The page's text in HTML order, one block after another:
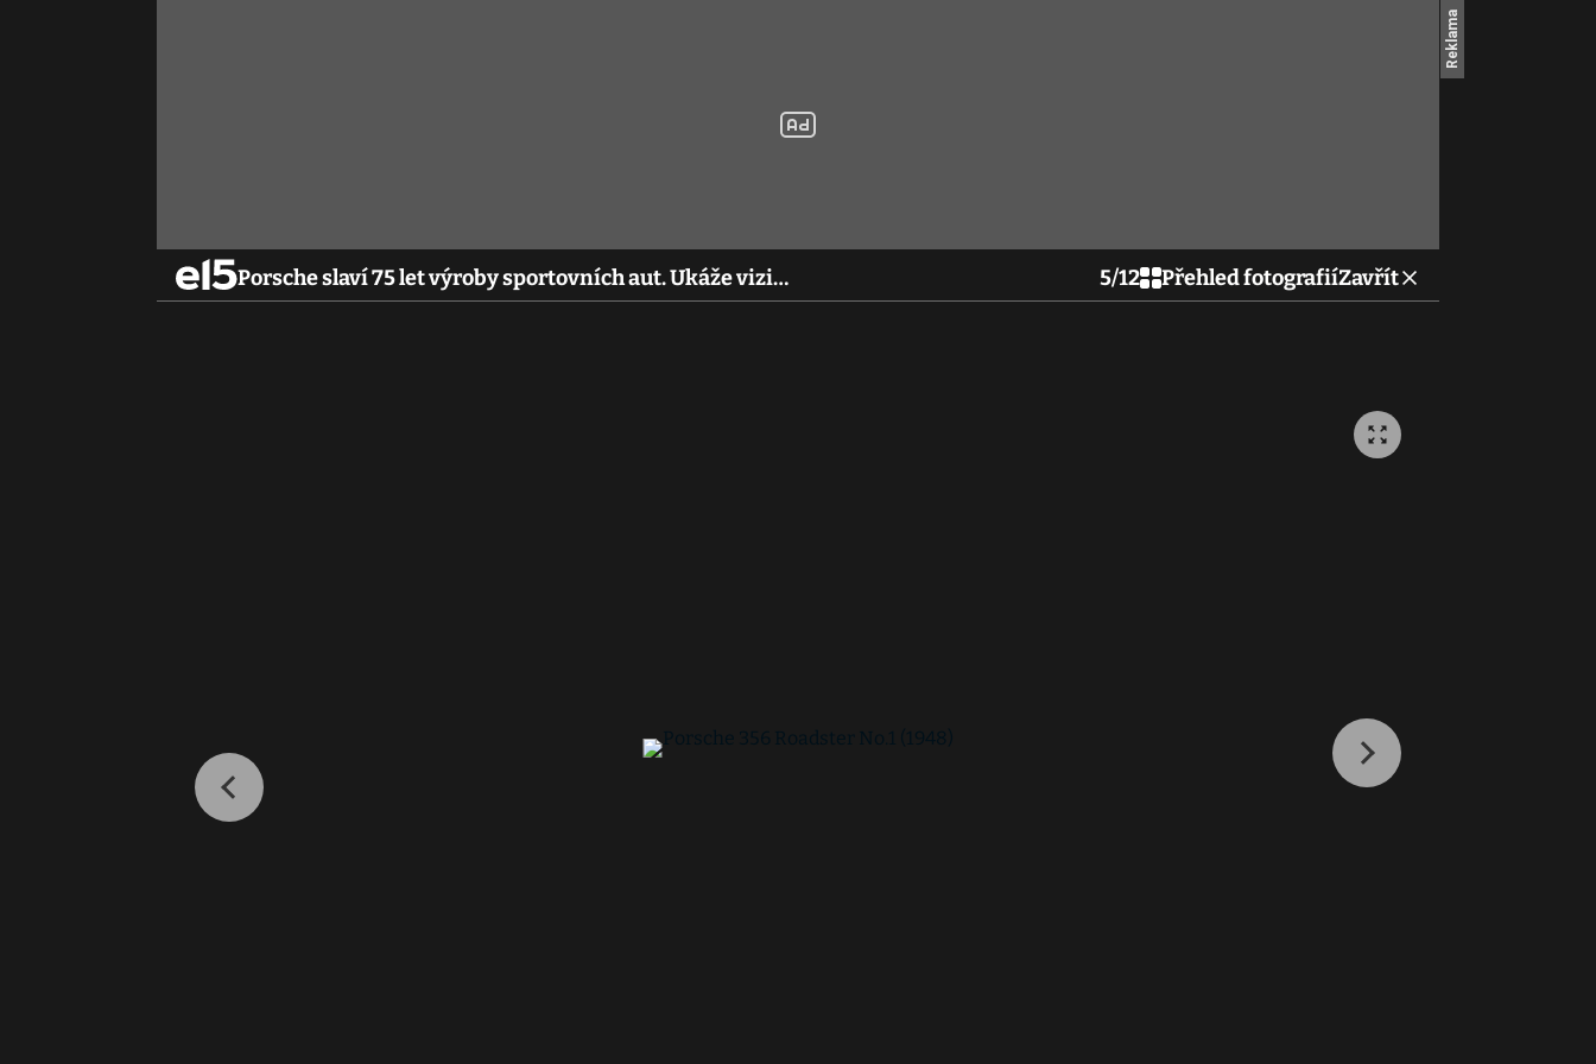
Porsche slaví 75 let výroby sportovních aut. Ukáže vizi… 5/12 Přehled fotografiíZavřít